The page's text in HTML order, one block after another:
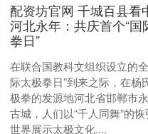
配资坊官网 千城百县看
河北永年：共庆首个“国
拳日”
在联合国教科文组织设立的
际太极拳日”到来之际，在杨
极拳的发源地河北省邯郸市
古城，人们以“千人同舞”的
世界展示太极文化....